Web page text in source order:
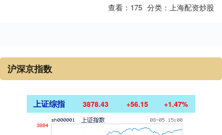
查看： 175 分类：上海配资炒股
沪深京指数
上证综指 3878.43 +56.15 +1.47%